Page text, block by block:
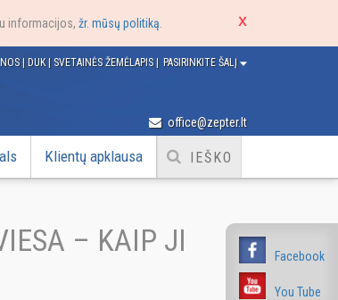
informacijos, žr. mūsų politiką
Facebook
You Tube
PASIRINKITE ŠALĮ
| DUK | SVETAINĖS ŽEMĖLAPIS |
office@zepter.lt
Klientų apklausa
– KAIP JI